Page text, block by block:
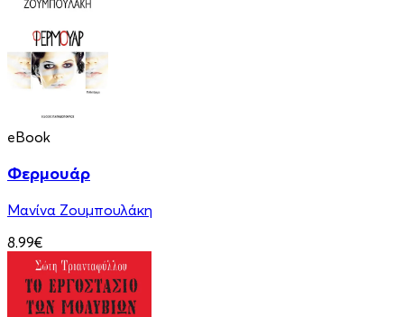
eBook
Φερμουάρ
Μανίνα Ζουμπουλάκη
8.99€